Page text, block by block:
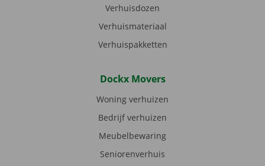
Verhuisdozen
Verhuismateriaal
Verhuispakketten
Dockx Movers
Woning verhuizen
Bedrijf verhuizen
Meubelbewaring
Seniorenverhuis